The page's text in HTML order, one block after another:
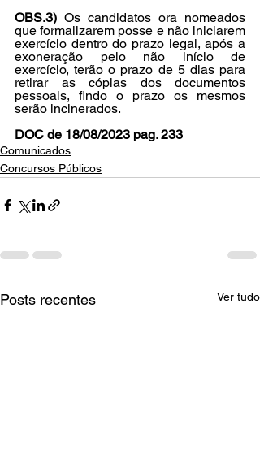
OBS.3) Os candidatos ora nomeados
que formalizarem posse e não iniciarem
exercício dentro do prazo legal, após a
exoneração pelo não início de
exercício, terão o prazo de 5 dias para
retirar as cópias dos documentos
pessoais, findo o prazo os mesmos
serão incinerados.
DOC de 18/08/2023 pag. 233
Comunicados
Concursos Públicos
Posts recentes Ver tudo